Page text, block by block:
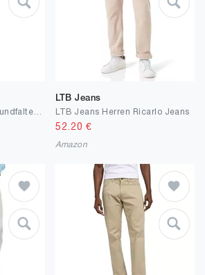
LTB Jeans
LTB Jeans Herren Ricarlo Jeans
52.20 €
Amazon